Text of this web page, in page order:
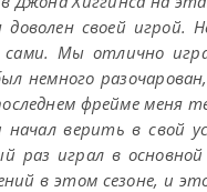
своей игрой.
сами. Мы отлично
немного
фрейме меня
начал верить в свой
раз играл в основной
в этом сезоне, и